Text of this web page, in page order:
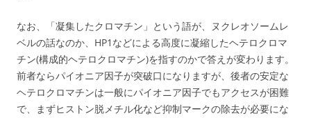
なお、「凝集したクロマチン」という語が、ヌクレオソームレ
ベルの話なのか、HP1などによる高度に凝縮したヘテロクロマ
チン(構成的ヘテロクロマチン)を指すのかで答えが変わります。
前者ならパイオニア因子が突破口になりますが、後者の安定な
ヘテロクロマチンは一般にパイオニア因子でもアクセスが困難
で、まずヒストン脱メチル化など抑制マークの除去が必要にな